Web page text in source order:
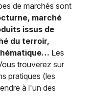
de marchés sont
marché
issus de
du terroir,
Les
trouverez sur
pratiques (les
à l'un des